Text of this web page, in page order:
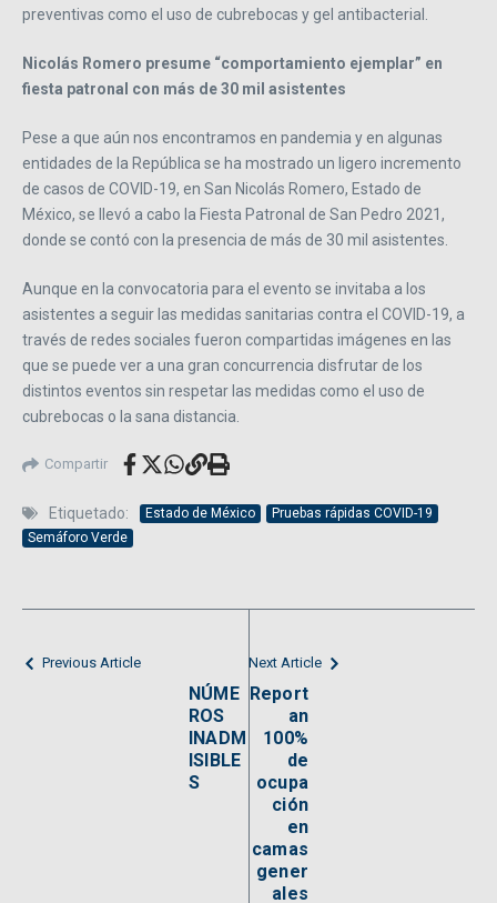
preventivas como el uso de cubrebocas y gel antibacterial.
Nicolás Romero presume “comportamiento ejemplar” en
fiesta patronal con más de 30 mil asistentes
Pese a que aún nos encontramos en pandemia y en algunas
entidades de la República se ha mostrado un ligero incremento
de casos de COVID-19, en San Nicolás Romero, Estado de
México, se llevó a cabo la Fiesta Patronal de San Pedro 2021,
donde se contó con la presencia de más de 30 mil asistentes.
Aunque en la convocatoria para el evento se invitaba a los
asistentes a seguir las medidas sanitarias contra el COVID-19, a
través de redes sociales fueron compartidas imágenes en las
que se puede ver a una gran concurrencia disfrutar de los
distintos eventos sin respetar las medidas como el uso de
cubrebocas o la sana distancia.
Compartir
Etiquetado: Estado de México
Pruebas rápidas COVID-19
Semáforo Verde
Previous Article
NÚME
ROS
INADM
ISIBLE
S
Next Article
Report
an
100%
de
ocupa
ción
en
camas
gener
ales